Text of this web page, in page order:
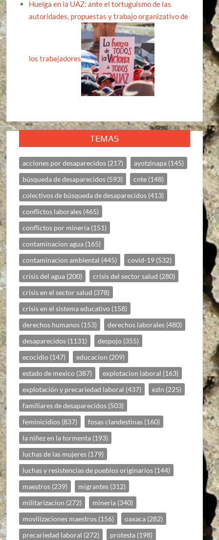
Huelga en la UAZ: ante el tortuguismo de las
autoridades, propuestas y trabajo organizativo de
los trabajadores
TEMAS
acciones por desaparecidos (217) ayotzinapa (145)
búsqueda de desaparecidos (593) cnte (148)
colectivos de búsqueda de desaparecidos (413)
conflictos laborales (465)
conflictos por mineria (151)
contaminacion agua (165)
contaminacion ambiental (445) covid-19 (532)
crisis del agua (200) crisis del sector salud (280)
crisis en el sector salud (378)
crisis en el sistema educativo (158)
derechos humanos (153) derechos laborales (480)
desaparecidos (1131) despojo (355)
ecocidio (147) educacion (209)
estado de mexico (387) explotacion laboral (163)
explotación y precariedad laboral (437) ezln (225)
familiares de desaparecidos (503)
feminicidios (837) fosas clandestinas (160)
la niñez en la tormenta (193)
luchas de las mujeres (179)
luchas y resistencias de pueblos originarios (144)
maestros (239) migrantes (312)
militarizacion (272) mineria (340)
movilizaciones maestros (156) oaxaca (282)
precariedad laboral (272) protesta (198)